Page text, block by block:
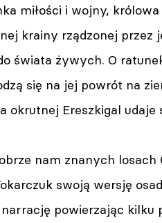
miłości i wojny,
krainy rządzonej przez
świata żywych. O
się na jej powrót na
okrutnej Ereszkigal
nam znanych losach
swoją wersję
powierzając kilku